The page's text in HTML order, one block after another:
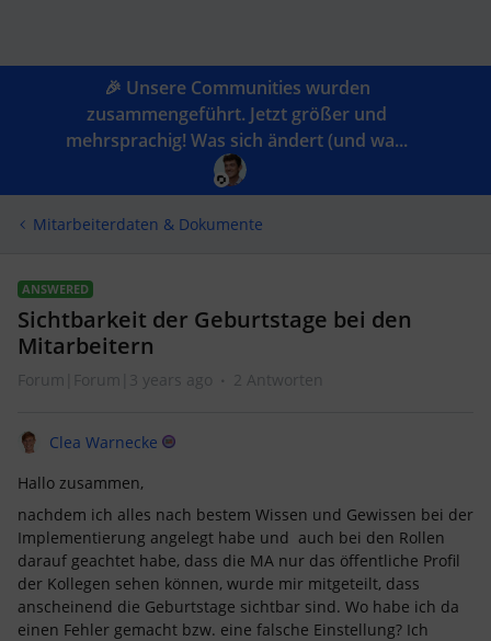
🎉 Unsere Communities wurden
zusammengeführt. Jetzt größer und
mehrsprachig! Was sich ändert (und wa...
Mitarbeiterdaten & Dokumente
ANSWERED
Sichtbarkeit der Geburtstage bei den
Mitarbeitern
Forum|Forum|3 years ago 2 Antworten
Clea Warnecke
Hallo zusammen,
nachdem ich alles nach bestem Wissen und Gewissen bei der
Implementierung angelegt habe und auch bei den Rollen
darauf geachtet habe, dass die MA nur das öffentliche Profil
der Kollegen sehen können, wurde mir mitgeteilt, dass
anscheinend die Geburtstage sichtbar sind. Wo habe ich da
einen Fehler gemacht bzw. eine falsche Einstellung? Ich